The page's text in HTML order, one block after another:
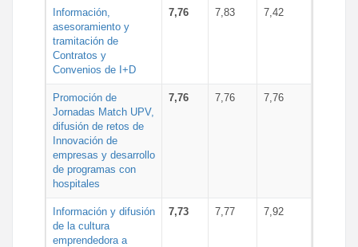
Información,
asesoramiento y
tramitación de
Contratos y
Convenios de I+D
7,76 7,83 7,42
Promoción de
Jornadas Match UPV,
difusión de retos de
Innovación de
empresas y desarrollo
de programas con
hospitales
7,76 7,76 7,76
Información y difusión
de la cultura
emprendedora a
7,73 7,77 7,92